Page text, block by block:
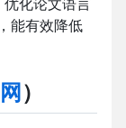
能有效降低
）